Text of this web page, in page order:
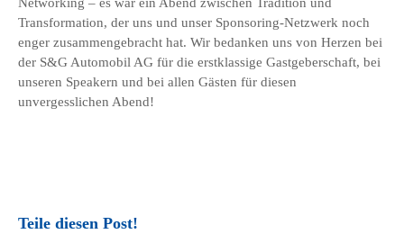
Transformation, der uns und unser Sponsoring-Netzwerk noch
enger zusammengebracht hat. Wir bedanken uns von Herzen bei
der S&G Automobil AG für die erstklassige Gastgeberschaft, bei
unseren Speakern und bei allen Gästen für diesen
unvergesslichen Abend!
Teile diesen Post!